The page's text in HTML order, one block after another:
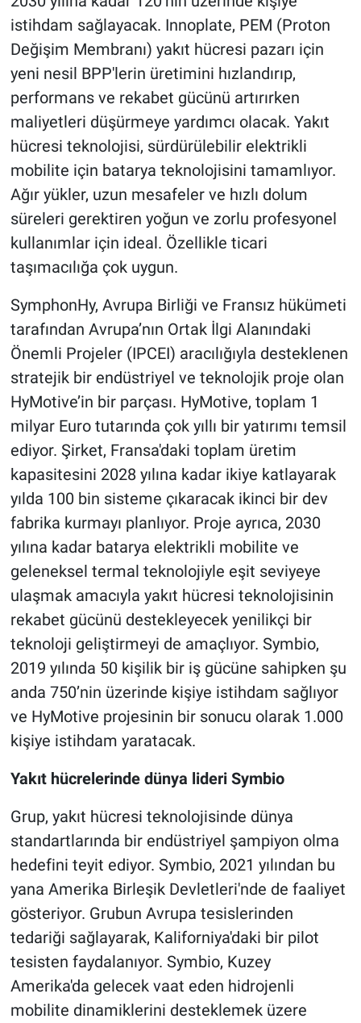
istihdam sağlayacak. Innoplate, PEM (Proton
Değişim Membranı) yakıt hücresi pazarı için
yeni nesil BPP'lerin üretimini hızlandırıp,
performans ve rekabet gücünü artırırken
maliyetleri düşürmeye yardımcı olacak. Yakıt
hücresi teknolojisi, sürdürülebilir elektrikli
mobilite için batarya teknolojisini tamamlıyor.
Ağır yükler, uzun mesafeler ve hızlı dolum
süreleri gerektiren yoğun ve zorlu profesyonel
kullanımlar için ideal. Özellikle ticari
taşımacılığa çok uygun.
SymphonHy, Avrupa Birliği ve Fransız hükümeti
tarafından Avrupa’nın Ortak İlgi Alanındaki
Önemli Projeler (IPCEI) aracılığıyla desteklenen
stratejik bir endüstriyel ve teknolojik proje olan
HyMotive’in bir parçası. HyMotive, toplam 1
milyar Euro tutarında çok yıllı bir yatırımı temsil
ediyor. Şirket, Fransa'daki toplam üretim
kapasitesini 2028 yılına kadar ikiye katlayarak
yılda 100 bin sisteme çıkaracak ikinci bir dev
fabrika kurmayı planlıyor. Proje ayrıca, 2030
yılına kadar batarya elektrikli mobilite ve
geleneksel termal teknolojiyle eşit seviyeye
ulaşmak amacıyla yakıt hücresi teknolojisinin
rekabet gücünü destekleyecek yenilikçi bir
teknoloji geliştirmeyi de amaçlıyor. Symbio,
2019 yılında 50 kişilik bir iş gücüne sahipken şu
anda 750’nin üzerinde kişiye istihdam sağlıyor
ve HyMotive projesinin bir sonucu olarak 1.000
kişiye istihdam yaratacak.
Yakıt hücrelerinde dünya lideri Symbio
Grup, yakıt hücresi teknolojisinde dünya
standartlarında bir endüstriyel şampiyon olma
hedefini teyit ediyor. Symbio, 2021 yılından bu
yana Amerika Birleşik Devletleri'nde de faaliyet
gösteriyor. Grubun Avrupa tesislerinden
tedariği sağlayarak, Kaliforniya'daki bir pilot
tesisten faydalanıyor. Symbio, Kuzey
Amerika'da gelecek vaat eden hidrojenli
mobilite dinamiklerini desteklemek üzere